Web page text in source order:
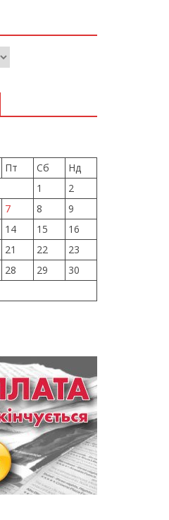
Пт Сб
Нд
1
2
7 8
9
14 15
16
21 22
23
28 29
30